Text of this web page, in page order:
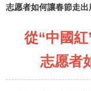
志愿者如何讓春節走出
從“中國
志愿者